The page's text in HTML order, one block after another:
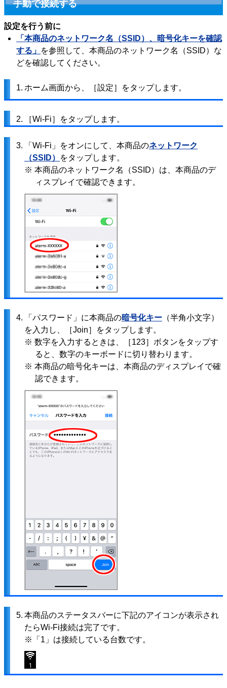
手動で接続する
設定を行う前に
「本商品のネットワーク名（SSID）、暗号化キーを確認
する」 を参照して、本商品のネットワーク名（SSID）な
どを確認してください。
1. ホーム画面から、［設定］をタップします。
2. ［Wi-Fi］をタップします。
3. 「Wi-Fi」をオンにして、本商品のネットワーク
（SSID）
をタップします。
※ 本商品のネットワーク名（SSID）は、本商品のデ
ィスプレイで確認できます。
4. 「パスワード」に本商品の暗号化キー （半角小文字）
を入力し、［Join］をタップします。
※ 数字を入力するときは、［123］ボタンをタップす
ると、数字のキーボードに切り替わります。
※ 本商品の暗号化キーは、本商品のディスプレイで確
認できます。
5. 本商品のステータスバーに下記のアイコンが表示され
たらWi-Fi接続は完了です。
※「1」は接続している台数です。